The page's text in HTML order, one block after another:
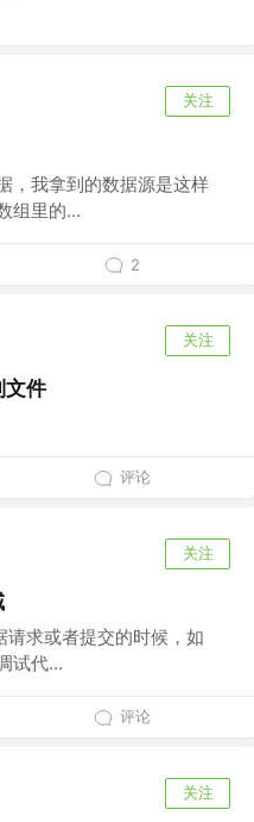
关注
，我拿到的数据源是这样
组里的...
2
关注
文件
评论
关注
求或者提交的时候，如
试代...
评论
关注